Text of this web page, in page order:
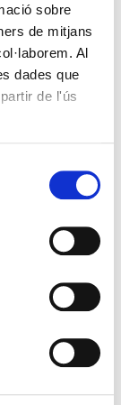
sobre
de mitjans
Al
dades que
de l'ús